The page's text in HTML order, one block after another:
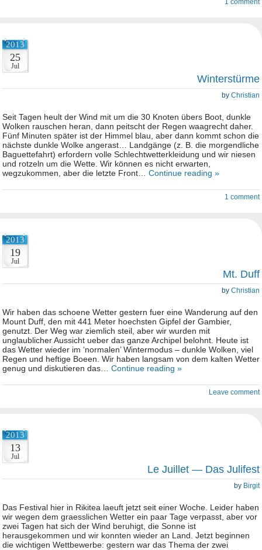
1 comment
2013
25
Jul
Winterstürme
by Christian
Seit Tagen heult der Wind mit um die 30 Knoten übers Boot, dunkle
Wolken rauschen heran, dann peitscht der Regen waagrecht daher.
Fünf Minuten später ist der Himmel blau, aber dann kommt schon die
nächste dunkle Wolke angerast… Landgänge (z. B. die morgendliche
Baguettefahrt) erfordern volle Schlechtwetterkleidung und wir niesen
und rotzeln um die Wette. Wir können es nicht erwarten,
wegzukommen, aber die letzte Front… Continue reading »
1 comment
2013
19
Jul
Mt. Duff
by Christian
Wir haben das schoene Wetter gestern fuer eine Wanderung auf den
Mount Duff, den mit 441 Meter hoechsten Gipfel der Gambier,
genutzt. Der Weg war ziemlich steil, aber wir wurden mit
unglaublicher Aussicht ueber das ganze Archipel belohnt. Heute ist
das Wetter wieder im ‘normalen’ Wintermodus – dunkle Wolken, viel
Regen und heftige Boeen. Wir haben langsam von dem kalten Wetter
genug und diskutieren das… Continue reading »
Leave comment
2013
13
Jul
Le Juillet — Das Julifest
by Birgit
Das Festival hier in Rikitea laeuft jetzt seit einer Woche. Leider haben
wir wegen dem graesslichen Wetter ein paar Tage verpasst, aber vor
zwei Tagen hat sich der Wind beruhigt, die Sonne ist
herausgekommen und wir konnten wieder an Land. Jetzt beginnen
die wichtigen Wettbewerbe: gestern war das Thema der zwei